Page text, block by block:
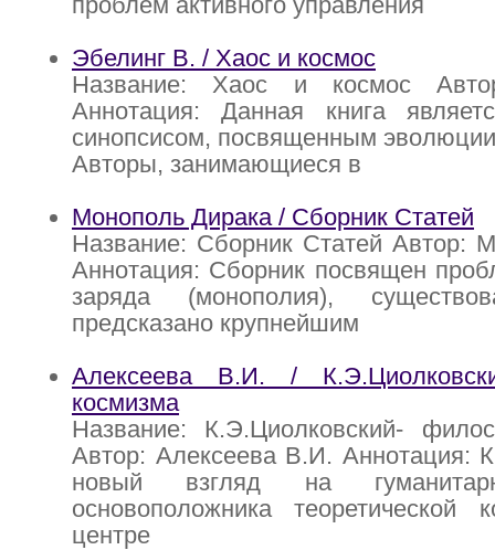
Эбелинг В. / Хаос и космос
Название: Хаос и космос
Аннотация: Данная книга
синопсисом, посвященным
Авторы, занимающиеся в
Монополь Дирака / Сборник Статей
Название: Сборник Статей Автор:
Аннотация: Сборник посвящен
заряда (монополия),
предсказано крупнейшим
Алексеева В.И. /
космизма
Название: К.Э.Циолковский-
Автор: Алексеева В.И. Аннотация:
новый взгляд на
основоположника теоретической
центре